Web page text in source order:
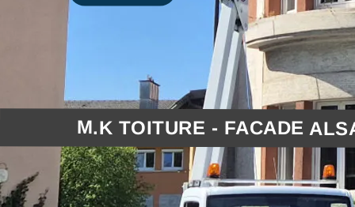
M.K TOITURE - FACADE